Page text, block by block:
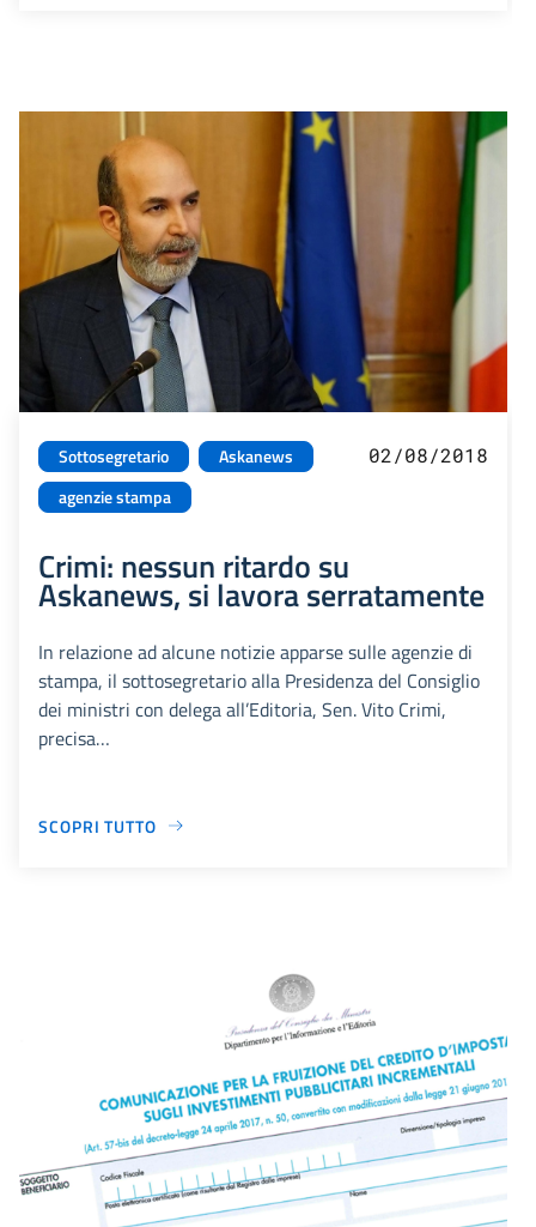
Sottosegretario
Askanews
agenzie stampa
02/08/2018
Crimi: nessun ritardo su
Askanews, si lavora serratamente
In relazione ad alcune notizie apparse sulle agenzie di
stampa, il sottosegretario alla Presidenza del Consiglio
dei ministri con delega all’Editoria, Sen. Vito Crimi,
precisa…
SCOPRI TUTTO